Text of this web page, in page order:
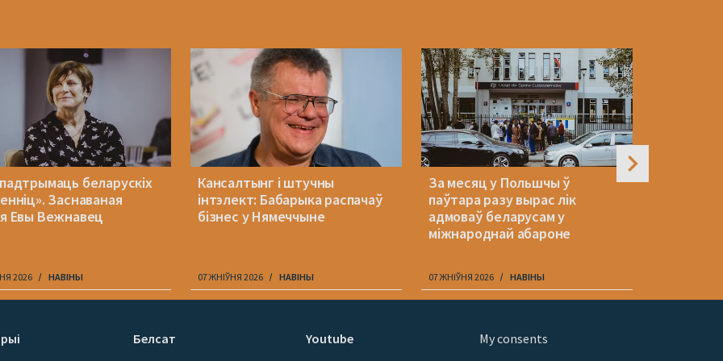
беларускіх
Заснаваная
Евы Вежнавец
2026 НАВІНЫ
Кансалтынг і штучны
інтэлект: Бабарыка распачаў
бізнес у Нямеччыне
07 ЖНІЎНЯ 2026 НАВІНЫ
За месяц у Польшчы ў
паўтара разу вырас лік
адмоваў беларусам у
міжнароднай абароне
07 ЖНІЎНЯ 2026 НАВІНЫ
Белсат
Youtube
My consents